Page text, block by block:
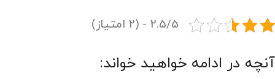
2.5/5 - (2 امتیاز)
آنچه در ادامه خواهید خواند: